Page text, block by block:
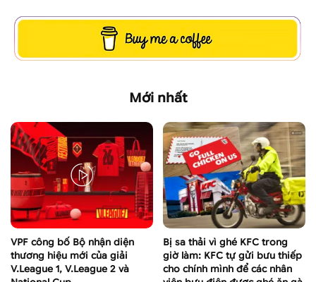
Mới nhất
VPF công bố Bộ nhận diện
thương hiệu mới của giải
V.League 1, V.League 2 và
Bị sa thải vì ghé KFC trong
giờ làm: KFC tự gửi bưu thiếp
cho chính mình để các nhân